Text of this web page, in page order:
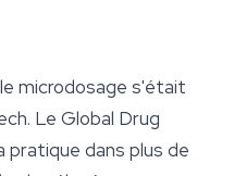
microdosage s'était
Le Global Drug
dans plus de